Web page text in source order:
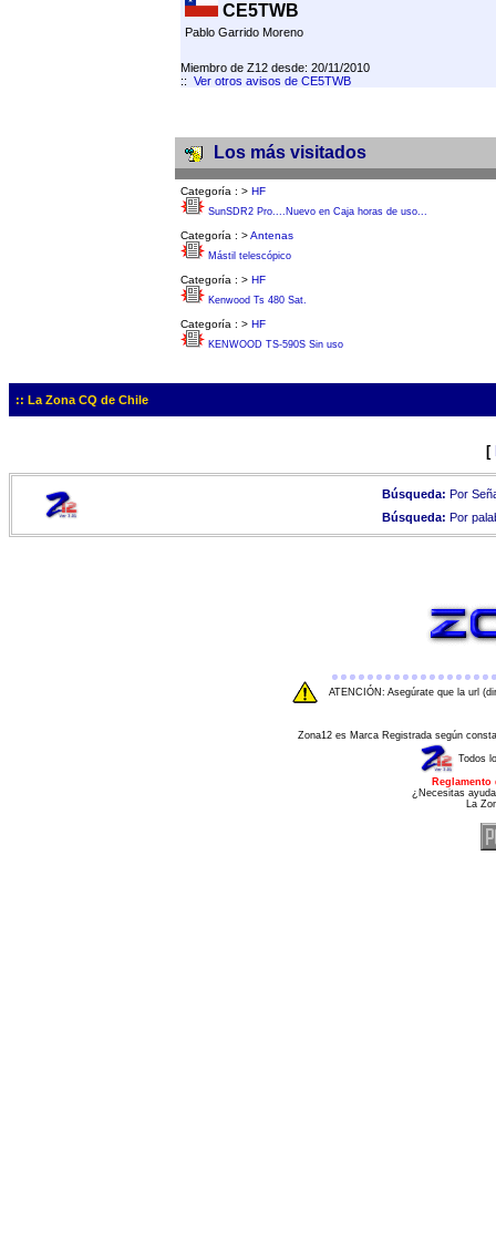
CE5TWB
Pablo Garrido Moreno
Miembro de Z12 desde: 20/11/2010
:: Ver otros avisos de CE5TWB
Los más visitados
Categoría : > HF
SunSDR2 Pro....Nuevo en Caja horas de uso...
Categoría : >Antenas
Mástil telescópico
Categoría : > HF
Kenwood Ts 480 Sat.
Categoría : > HF
KENWOOD TS-590S Sin uso
:: La Zona CQ de Chile
[
Búsqueda: Por
Búsqueda: Por
ATENCIÓN: Asegúrate que la url
Zona12 es Marca Registrada según
Todos
¿Necesitas
La